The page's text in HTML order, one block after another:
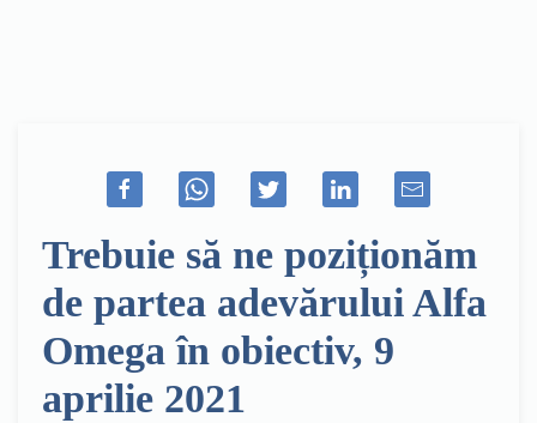
Trebuie să ne poziționăm
de partea adevărului Alfa
Omega în obiectiv, 9
aprilie 2021